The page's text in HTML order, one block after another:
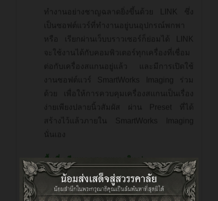
ทำงานอย่างชาญฉลาดยิ่งขึ้นด้วย LINK ซึ่ง
เป็นซอฟต์แวร์ที่ทำงานอยู่บนอุปกรณ์พกพา
หรือ เรียกผ่านเว็บบราวเซอร์ก็ย่อมได้ LINK
จะใช้งานได้กับคอมพิวเตอร์ทุกเครื่องที่เชื่อม
ต่อกับเครื่องสแกนอยู่แล้ว และมีการเปิดใช้
งานซอฟต์แวร์ SmartWorks Imaging ร่วม
ด้วย เพื่อให้การควบคุมเครื่องสแกนเป็นเรื่อง
ง่ายเพียงปลายนิ้วสัมผัส ผ่าน Preset ที่ได้
สร้างไว้แล้วภายใน SmartWorks Imaging
นั่นเอง
พื้นที่เตรียมเอกสารขนาดใหญ่
เครื่องสแกน SmartLF SCi มีฐานรับกระดาษ
ขนาดใหญ่ และใช้งานง่าย ซึ่งจะรับเอกสาร